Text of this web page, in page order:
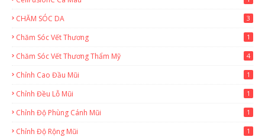
CHĂM SÓC DA 3
Chăm Sóc Vết Thương 1
Chăm Sóc Vết Thương Thẩm Mỹ 4
Chỉnh Cao Đầu Mũi 1
Chỉnh Đều Lỗ Mũi 1
Chỉnh Độ Phùng Cánh Mũi 1
Chỉnh Độ Rộng Mũi 1